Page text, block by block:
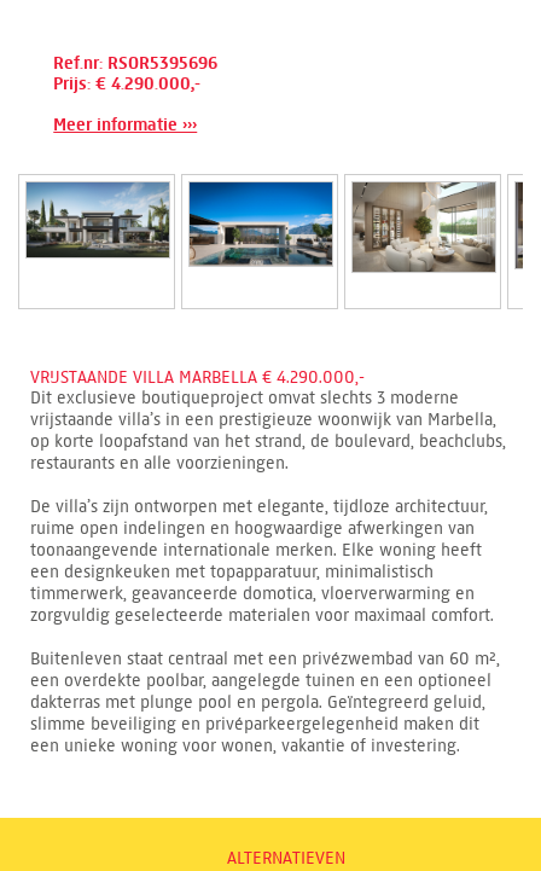
Ref.nr: RSOR5395696
Prijs: € 4.290.000,-
Meer informatie ›››
VRIJSTAANDE VILLA MARBELLA € 4.290.000,-
Dit exclusieve boutiqueproject omvat slechts 3 moderne
vrijstaande villa’s in een prestigieuze woonwijk van Marbella,
op korte loopafstand van het strand, de boulevard, beachclubs,
restaurants en alle voorzieningen.
De villa’s zijn ontworpen met elegante, tijdloze architectuur,
ruime open indelingen en hoogwaardige afwerkingen van
toonaangevende internationale merken. Elke woning heeft
een designkeuken met topapparatuur, minimalistisch
timmerwerk, geavanceerde domotica, vloerverwarming en
zorgvuldig geselecteerde materialen voor maximaal comfort.
Buitenleven staat centraal met een privézwembad van 60 m²,
een overdekte poolbar, aangelegde tuinen en een optioneel
dakterras met plunge pool en pergola. Geïntegreerd geluid,
slimme beveiliging en privéparkeergelegenheid maken dit
een unieke woning voor wonen, vakantie of investering.
ALTERNATIEVEN